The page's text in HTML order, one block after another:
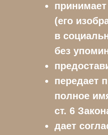
(его
в
без
передает
полное
ст. 6
дает